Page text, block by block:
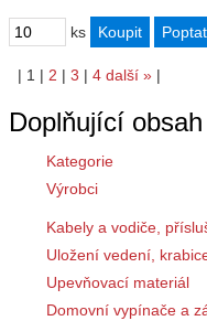
ks
| 1 | 2 | 3 | 4 další » |
Doplňující obsah
Kategorie
Výrobci
Kabely a vodiče,
Uložení vedení,
Upevňovací materiál
Domovní vypínače a